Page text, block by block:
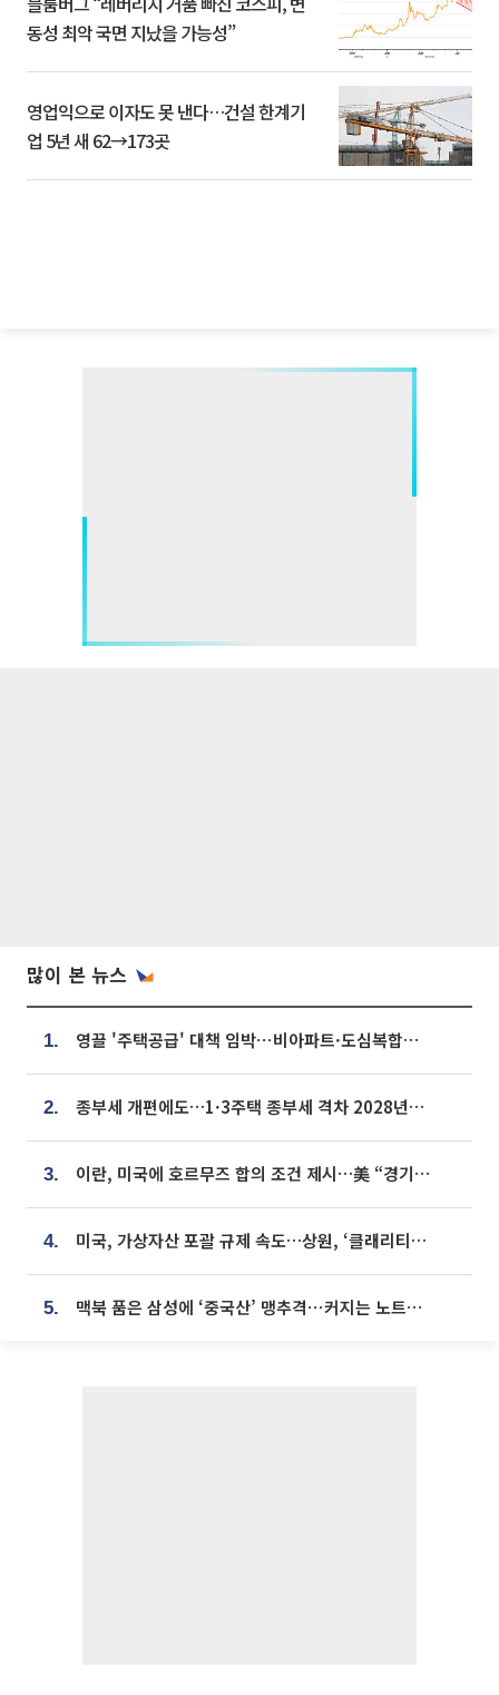
동성 최악 국면 지났을 가능성”
영업익으로 이자도 못 낸다…건설 한계기
업 5년 새 62→173곳
많이 본 뉴스
1. 영끌 '주택공급' 대책 임박⋯비아파트·도심복합까지 총동원
2. 종부세 개편에도…1·3주택 종부세 격차 2028년부터 확대
3. 이란, 미국에 호르무즈 합의 조건 제시…美 “경기 아직 안 끝나” [종합]
4. 미국, 가상자산 포괄 규제 속도…상원, ‘클래리티법’ 9월 절차투표 추진
5. 맥북 품은 삼성에 ‘중국산’ 맹추격⋯커지는 노트북 OLED 시장